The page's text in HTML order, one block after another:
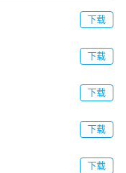
下载
下载
下载
下载
下载